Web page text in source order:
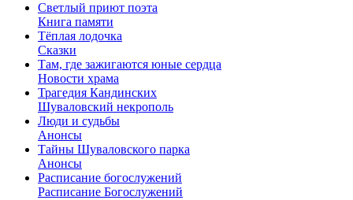
Светлый приют поэта
Книга памяти
Тёплая лодочка
Сказки
Там, где зажигаются юные сердца
Новости храма
Трагедия Кандинских
Шуваловский некрополь
Люди и судьбы
Анонсы
Тайны Шуваловского парка
Анонсы
Расписание богослужений
Расписание Богослужений